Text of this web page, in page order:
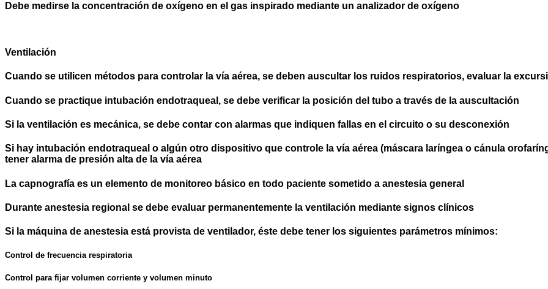
Debe medirse la concentración de oxígeno en el gas inspirado mediante un analizador de oxígeno
Ventilación
Cuando se utilicen métodos para controlar la vía aérea, se deben auscultar los ruidos respiratorios, evaluar la
Cuando se practique intubación endotraqueal, se debe verificar la posición del tubo a través de la auscultación
Si la ventilación es mecánica, se debe contar con alarmas que indiquen fallas en el circuito o su desconexión
Si hay intubación endotraqueal o algún otro dispositivo que controle la vía aérea (máscara laríngea o cánula
tener alarma de presión alta de la vía aérea
La capnografía es un elemento de monitoreo básico en todo paciente sometido a anestesia general
Durante anestesia regional se debe evaluar permanentemente la ventilación mediante signos clínicos
Si la máquina de anestesia está provista de ventilador, éste debe tener los siguientes parámetros mínimos:
Control de frecuencia respiratoria
Control para fijar volumen corriente y volumen minuto